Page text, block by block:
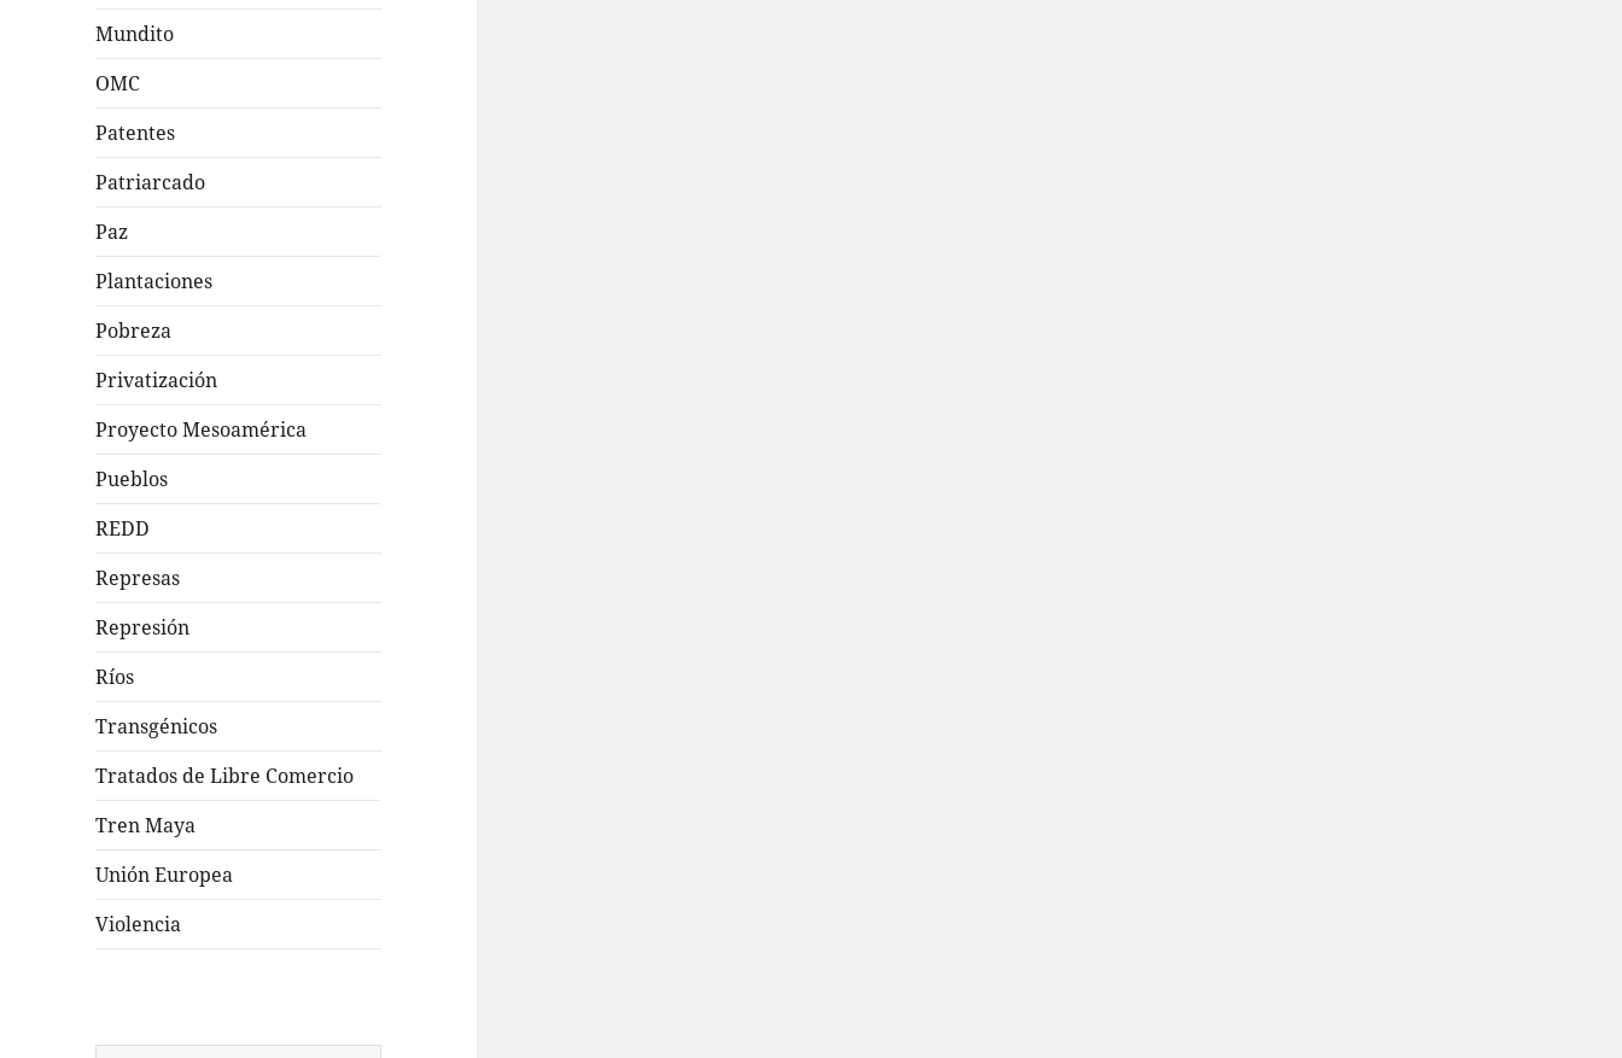
Mundito
OMC
Patentes
Patriarcado
Paz
Plantaciones
Pobreza
Privatización
Proyecto Mesoamérica
Pueblos
REDD
Represas
Represión
Ríos
Transgénicos
Tratados de Libre Comercio
Tren Maya
Unión Europea
Violencia